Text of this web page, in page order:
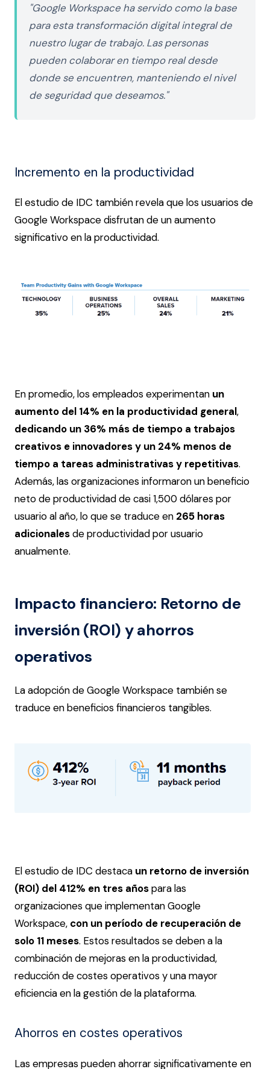
"Google Workspace ha servido como la base
para esta transformación digital integral de
nuestro lugar de trabajo. Las personas
pueden colaborar en tiempo real desde
donde se encuentren, manteniendo el nivel
de seguridad que deseamos."
Incremento en la productividad
El estudio de IDC también revela que los usuarios de
Google Workspace disfrutan de un aumento
significativo en la productividad.
En promedio, los empleados experimentan un
aumento del 14% en la productividad general,
dedicando un 36% más de tiempo a trabajos
creativos e innovadores y un 24% menos de
tiempo a tareas administrativas y repetitivas​.
Además, las organizaciones informaron un beneficio
neto de productividad de casi 1,500 dólares por
usuario al año, lo que se traduce en 265 horas
adicionalesde productividad por usuario
anualmente​.
Impacto financiero: Retorno de
inversión (ROI) y ahorros
operativos
La adopción de Google Workspace también se
traduce en beneficios financieros tangibles.
El estudio de IDC destaca un retorno de inversión
(ROI) del 412% en tres añospara las
organizaciones que implementan Google
Workspace, con un período de recuperación de
solo 11 meses​. Estos resultados se deben a la
combinación de mejoras en la productividad,
reducción de costes operativos y una mayor
eficiencia en la gestión de la plataforma.
Ahorros en costes operativos
Las empresas pueden ahorrar significativamente en